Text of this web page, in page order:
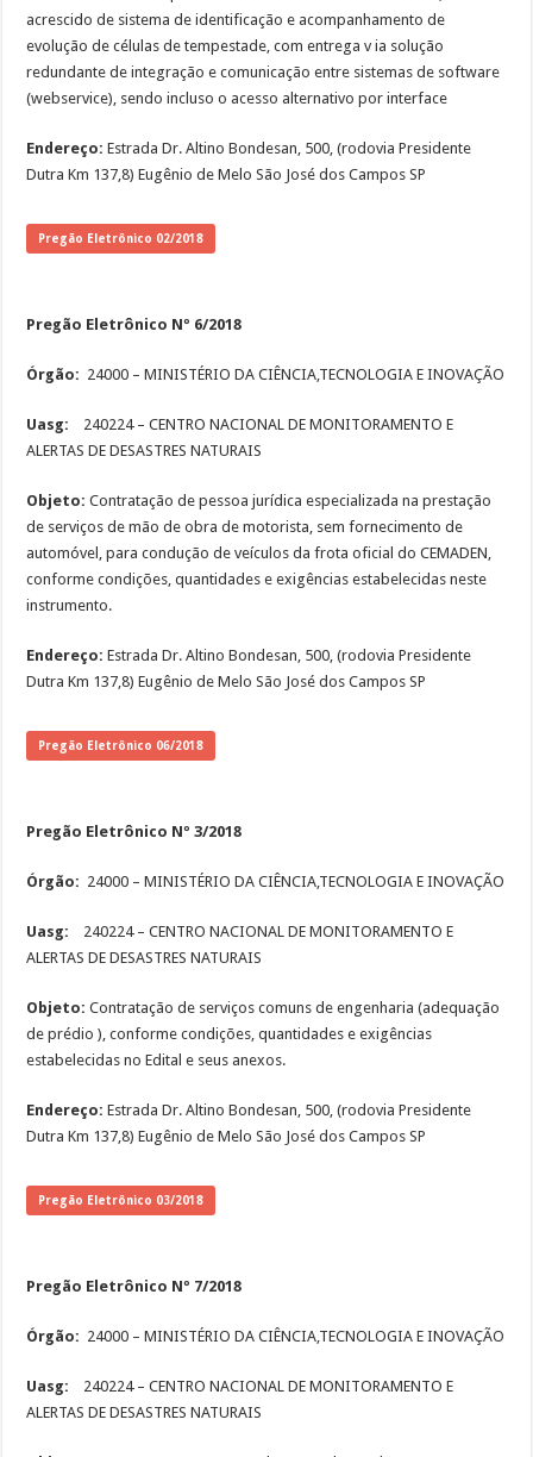
acrescido de sistema de identificação e acompanhamento de
evolução de células de tempestade, com entrega v ia solução
redundante de integração e comunicação entre sistemas de software
(webservice), sendo incluso o acesso alternativo por interface
Endereço: Estrada Dr. Altino Bondesan, 500, (rodovia Presidente
Dutra Km 137,8) Eugênio de Melo São José dos Campos SP
Pregão Eletrônico 02/2018
Pregão Eletrônico Nº 6/2018
Órgão: 24000 – MINISTÉRIO DA CIÊNCIA,TECNOLOGIA E INOVAÇÃO
Uasg: 240224 – CENTRO NACIONAL DE MONITORAMENTO E
ALERTAS DE DESASTRES NATURAIS
Objeto: Contratação de pessoa jurídica especializada na prestação
de serviços de mão de obra de motorista, sem fornecimento de
automóvel, para condução de veículos da frota oficial do CEMADEN,
conforme condições, quantidades e exigências estabelecidas neste
instrumento.
Endereço: Estrada Dr. Altino Bondesan, 500, (rodovia Presidente
Dutra Km 137,8) Eugênio de Melo São José dos Campos SP
Pregão Eletrônico 06/2018
Pregão Eletrônico Nº 3/2018
Órgão: 24000 – MINISTÉRIO DA CIÊNCIA,TECNOLOGIA E INOVAÇÃO
Uasg: 240224 – CENTRO NACIONAL DE MONITORAMENTO E
ALERTAS DE DESASTRES NATURAIS
Objeto: Contratação de serviços comuns de engenharia (adequação
de prédio ), conforme condições, quantidades e exigências
estabelecidas no Edital e seus anexos.
Endereço: Estrada Dr. Altino Bondesan, 500, (rodovia Presidente
Dutra Km 137,8) Eugênio de Melo São José dos Campos SP
Pregão Eletrônico 03/2018
Pregão Eletrônico Nº 7/2018
Órgão: 24000 – MINISTÉRIO DA CIÊNCIA,TECNOLOGIA E INOVAÇÃO
Uasg: 240224 – CENTRO NACIONAL DE MONITORAMENTO E
ALERTAS DE DESASTRES NATURAIS